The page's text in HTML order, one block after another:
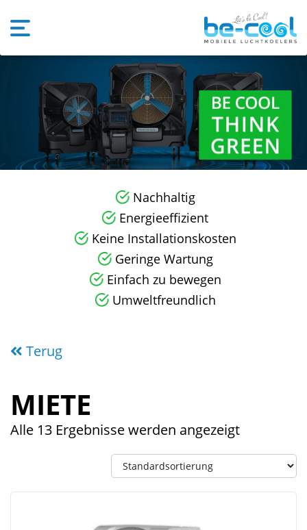
Nachhaltig
Energieeffizient
Keine Installationskosten
Geringe Wartung
Einfach zu bewegen
Umweltfreundlich
Terug
MIETE
Alle 13 Ergebnisse werden angezeigt